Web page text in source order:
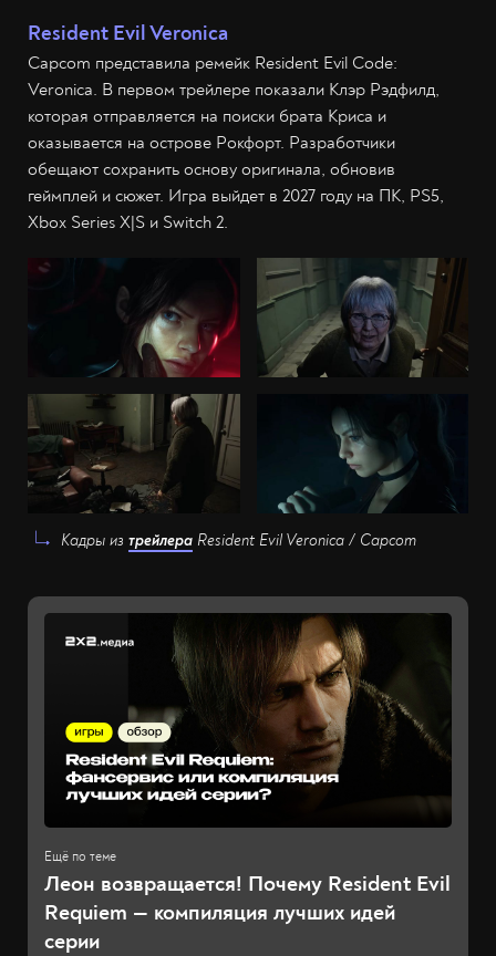
Resident Evil Veronica
Capcom представила ремейк Resident Evil Code:
Veronica. В первом трейлере показали Клэр Рэдфилд,
которая отправляется на поиски брата Криса и
оказывается на острове Рокфорт. Разработчики
обещают сохранить основу оригинала, обновив
геймплей и сюжет. Игра выйдет в 2027 году на ПК, PS5,
Xbox Series X|S и Switch 2.
Кадры из трейлера Resident Evil Veronica / Capcom
Леон возвращается! Почему Resident Evil
Requiem — компиляция лучших идей
серии